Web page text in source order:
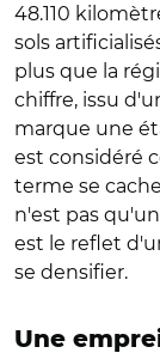
48.110
sols
plus que la
chiffre, issu
marque une
est considéré
terme se
n'est pas
est le reflet
se densifier.
Une